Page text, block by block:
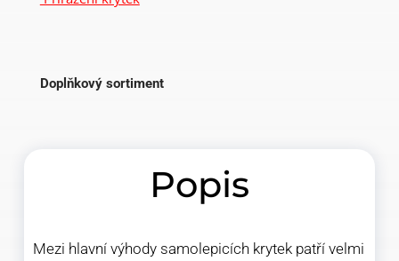
Doplňkový sortiment
Popis
Mezi hlavní výhody samolepicích krytek patří velmi